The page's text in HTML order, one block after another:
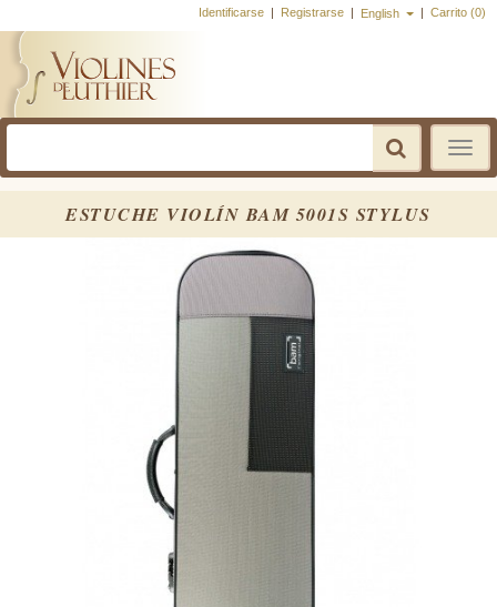
Identificarse | Registrarse | English | Carrito (0)
Toggle
ESTUCHE VIOLÍN BAM 5001S STYLUS